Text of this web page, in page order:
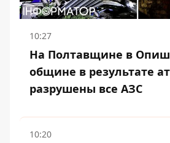
10:27
На Полтавщине в
общине в результате
разрушены все АЗС
10:20